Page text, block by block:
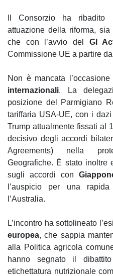
Il Consorzio ha ribadito
attuazione della riforma,
che con l’avvio del GI
Commissione UE a partire
Non è mancata
internazionali. La
posizione del Parmigiano
tariffaria USA-UE, con i
Trump attualmente fissati al
decisivo degli accordi
Agreements) nella
Geografiche. È stato inoltre
sugli accordi con
l’auspicio per una
l’Australia.
L’incontro ha sottolineato
europea, che sappia
alla Politica agricola
hanno segnato il
etichettatura nutrizionale